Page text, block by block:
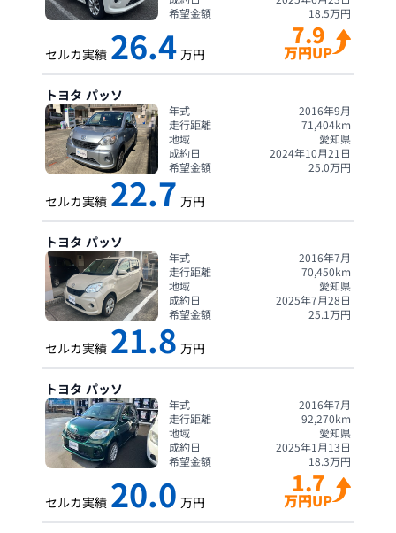
希望金額
18.5万円
セルカ実績 26.4 万円
7.9
万円UP
トヨタ パッソ
年式
2016年9月
走行距離
71,404km
地域
愛知県
成約日
2024年10月21日
希望金額
25.0万円
セルカ実績 22.7 万円
トヨタ パッソ
年式
2016年7月
走行距離
70,450km
地域
愛知県
成約日
2025年7月28日
希望金額
25.1万円
セルカ実績 21.8 万円
トヨタ パッソ
年式
2016年7月
走行距離
92,270km
地域
愛知県
成約日
2025年1月13日
希望金額
18.3万円
セルカ実績 20.0 万円
1.7
万円UP